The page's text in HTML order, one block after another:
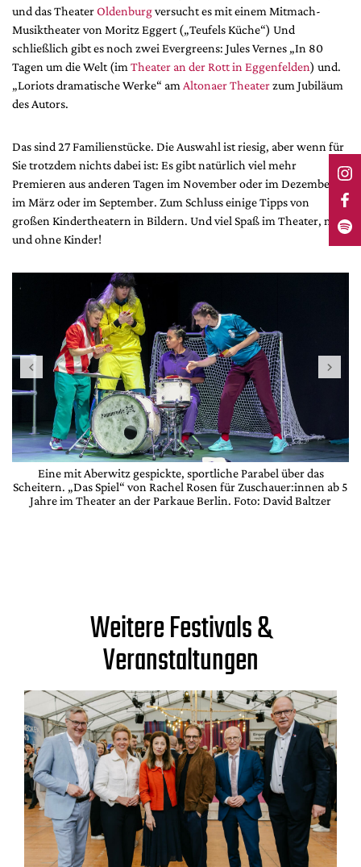
und das TheaterOldenburgversucht es mit einem Mitmach-
Musiktheater von Moritz Eggert („Teufels Küche“) Und
schließlich gibt es noch zwei Evergreens: Jules Vernes „In 80
Tagen um die Welt (im Theater an der Rott in Eggenfelden) und.
„Loriots dramatische Werke“ am Altonaer Theaterzum Jubiläum
des Autors.
Das sind 27 Familienstücke. Die Auswahl ist riesig, aber wenn für
Sie trotzdem nichts dabei ist: Es gibt natürlich viel mehr
Premieren aus anderen Tagen im November oder im Dezember,
im März oder im September. Zum Schluss einige Tipps von
großen Kindertheatern in Bildern. Und viel Spaß im Theater, mit
und ohne Kinder!
Eine mit Aberwitz gespickte, sportliche Parabel über das
Scheitern. „Das Spiel“ von Rachel Rosen für Zuschauer:innen ab 5
Jahre im Theater an der Parkaue Berlin. Foto: David Baltzer
Weitere Festivals &
Veranstaltungen